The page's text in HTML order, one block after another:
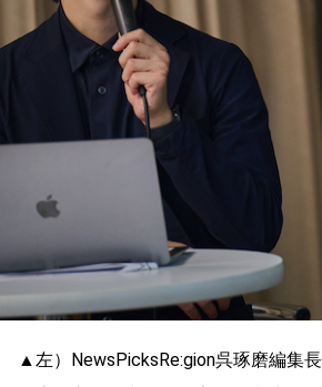
▲左）NewsPicksRe:gion呉琢磨編集